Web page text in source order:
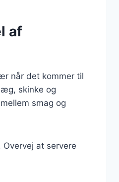
af
når det kommer til
skinke og
smag og
at servere